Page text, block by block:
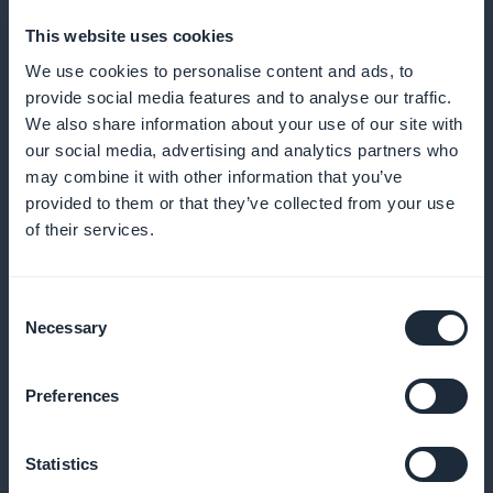
This website uses cookies
We use cookies to personalise content and ads, to
provide social media features and to analyse our traffic.
We also share information about your use of our site with
our social media, advertising and analytics partners who
may combine it with other information that you’ve
provided to them or that they’ve collected from your use
of their services.
Selection
Necessary
Preferences
Statistics
ilmoitukset
Lähetä muistutuksia ja ilmoituksia, jotta vähennät
tulematta jättämisiä ja kannustat säännöllisiin
varauksiin
Palkitse uskollisia asiakkaitasi ainutlaatuisilla eduilla